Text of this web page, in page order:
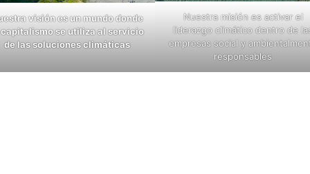
visión es un mundo donde
se utiliza al servicio
de las soluciones climáticas
Nuestra misión es activar el
liderazgo climático dentro de
empresas social y
responsables